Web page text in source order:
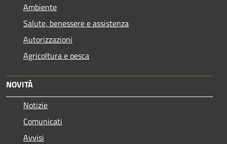
Ambiente
Salute, benessere e assistenza
Autorizzazioni
Agricoltura e pesca
NOVITÀ
Notizie
Comunicati
Avvisi